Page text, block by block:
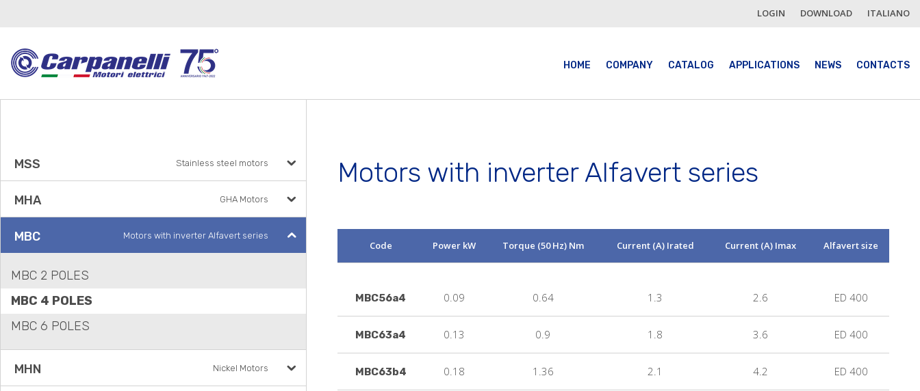
LOGIN DOWNLOAD ITALIANO
HOME COMPANY CATALOG APPLICATIONS NEWS CONTACTS
MSS Stainless steel motors
MHA GHA Motors
MBC Motors with inverter Alfavert series
MBC 2 POLES
MBC 4 POLES
MBC 6 POLES
MHN Nickel Motors
Motors with inverter Alfavert series
Code Power kW Torque (50 Hz) Nm Current (A) Irated Current (A) Imax Alfavert size
MBC56a4 0.09 0.64 1.3 2.6 ED 400
MBC63a4 0.13 0.9 1.8 3.6 ED 400
MBC63b4 0.18 1.36 2.1 4.2 ED 400